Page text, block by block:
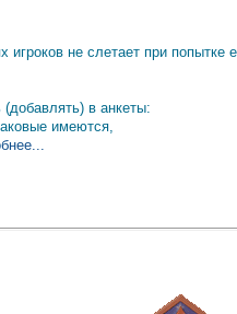
не слетает при попытке
(добавлять) в анкеты:
имеются,